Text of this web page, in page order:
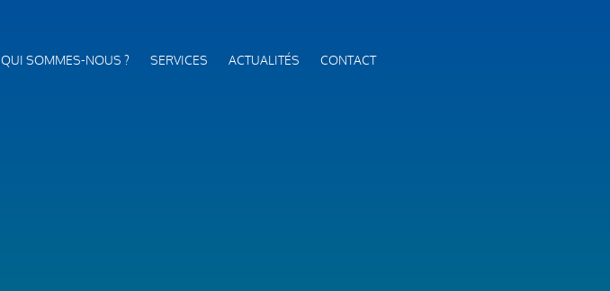
QUI SOMMES-NOUS ? SERVICES ACTUALITÉS CONTACT